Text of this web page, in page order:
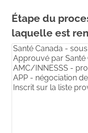
Étape du
laquelle est